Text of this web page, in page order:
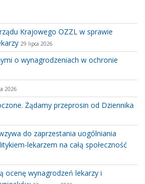
Krajowego OZZL w sprawie
29 lipca 2026
o wynagrodzeniach w ochronie
2026
Żądamy przeprosin od Dziennika
do zaprzestania uogólniania
lekarzem na całą społeczność
ocenę wynagrodzeń lekarzy i